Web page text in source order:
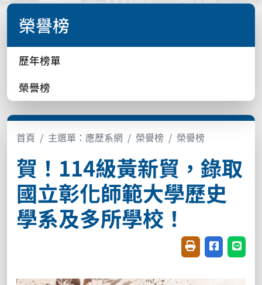
榮譽榜
歷年榜單
榮譽榜
首頁 主選單：應歷系網 榮譽榜 榮譽榜
賀！114級黃新貿，錄取
國立彰化師範大學歷史
學系及多所學校！
友善列印(開新視
分享至臉書
分享